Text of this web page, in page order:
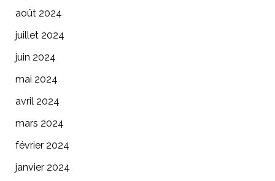
août 2024
juillet 2024
juin 2024
mai 2024
avril 2024
mars 2024
février 2024
janvier 2024